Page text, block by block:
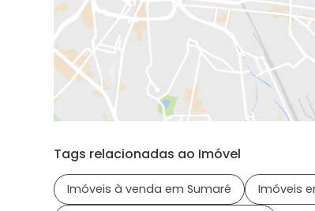
Tags relacionadas ao Imóvel
Imóveis à venda em Sumaré Imóveis